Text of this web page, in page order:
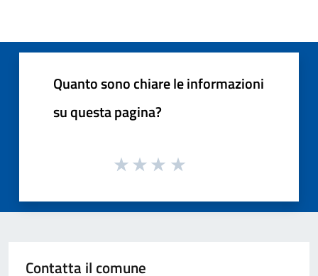
Quanto sono chiare le informazioni
su questa pagina?
Contatta il comune